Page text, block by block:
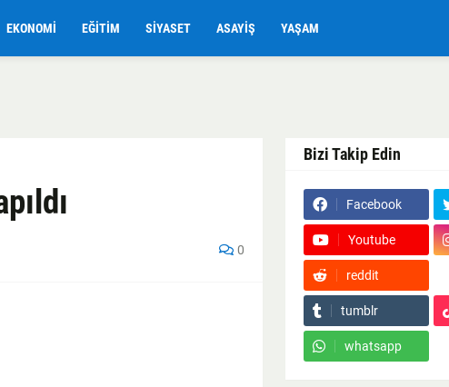
EKONOMI EĞITIM SIYASET ASAYIŞ YAŞAM
0
Bizi Takip Edin
Facebook
Youtube
reddit
tumblr
whatsapp